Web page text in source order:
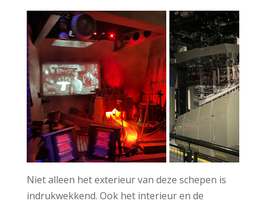
Niet alleen het exterieur van deze schepen is
indrukwekkend. Ook het interieur en de